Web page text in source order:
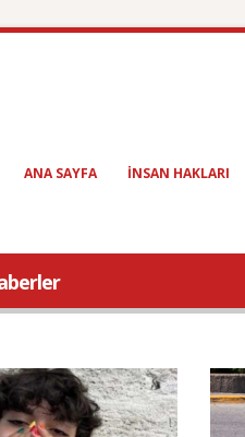
ANA SAYFA INSAN HAKLARI